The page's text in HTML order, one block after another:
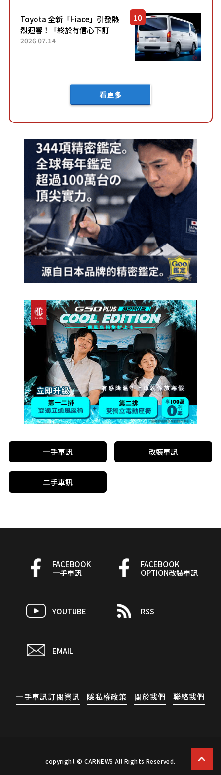
「三...
Toyota 全新「Hiace」引發熱
烈迴響！「終於有信心下訂
了！」「哪個等級交車最
車？...
2026.07.14
看更多
一手車訊 改裝車訊
二手車訊
FACEBOOK
一手車訊
FACEBOOK
OPTION改裝車訊
YOUTUBE RSS
EMAIL
一手車訊訂閱資訊 隱私權政策 關於我們 聯絡我們
copyright © CARNEWS All Rights Reserved.